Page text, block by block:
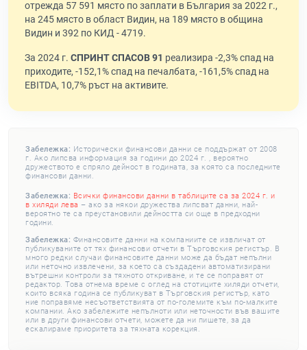
отрежда 57 591 място по заплати в България за 2022 г.,
на 245 място в област Видин, на 189 място в община
Видин и 392 по КИД - 4719.
За 2024 г. СПРИНТ СПАСОВ 91 реализира -2,3% спад на
приходите, -152,1% спад на печалбата, -161,5% спад на
EBITDA, 10,7% ръст на активите.
Забележка: Исторически финансови данни се поддържат от 2008
г. Ако липсва информация за години до 2024 г. , вероятно
дружеството е спряло дейност в годината, за която са последните
финансови данни.
Забележка: Всички финансови данни в таблиците са за 2024 г. и
в хиляди лева – ако за някои дружества липсват данни, най-
вероятно те са преустановили дейността си още в предходни
години.
Забележка: Финансовите данни на компаниите се извличат от
публикуваните от тях финансови отчети в Търговския регистър. В
много редки случаи финансовите данни може да бъдат непълни
или неточно извлечени, за което са създадени автоматизирани
вътрешни контроли за тяхното откриване, и те се поправят от
редактор. Това отнема време с оглед на стотиците хиляди отчети,
които всяка година се публикуват в Търговския регистър, като
ние поправяме несъответствията от по-големите към по-малките
компании. Ако забележите непълноти или неточности във вашите
или в други финансови отчети, можете да ни пишете, за да
ескалираме приоритета за тяхната корекция.